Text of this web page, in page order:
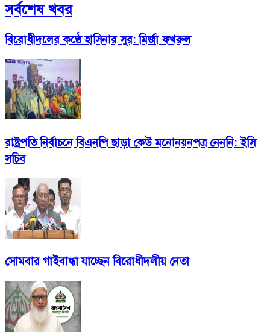
সর্বশেষ খবর
বিরোধীদলের কণ্ঠে হাসিনার সুর: মির্জা ফখরুল
রাষ্ট্রপতি নির্বাচনে বিএনপি ছাড়া কেউ মনোনয়নপত্র নেননি: ইসি
সচিব
সোমবার গাইবান্ধা যাচ্ছেন বিরোধীদলীয় নেতা